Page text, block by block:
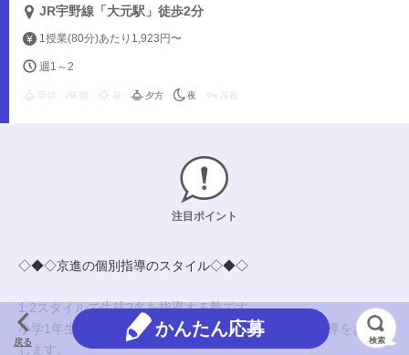
JR宇野線「大元駅」徒歩2分
1授業(80分)あたり1,923円〜
週1～2
夕方 夜 深夜
注目ポイント
◇◆◇京進の個別指導のスタイル◇◆◇
1:2スタイルで生徒2名を指導する塾です。
小学1年生～高校3年生にあなたの得意な文系科目の指導をお願い
します。
戻る
かんたん応募
検索